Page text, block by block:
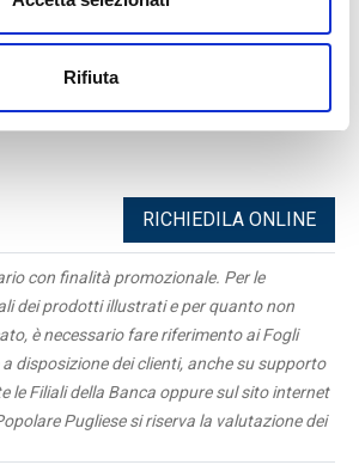
Rifiuta
Informativo
RICHIEDILA ONLINE
con finalità promozionale. Per le
dei prodotti illustrati e per quanto non
è necessario fare riferimento ai Fogli
disposizione dei clienti, anche su supporto
le Filiali della Banca oppure sul sito internet
Pugliese si riserva la valutazione dei